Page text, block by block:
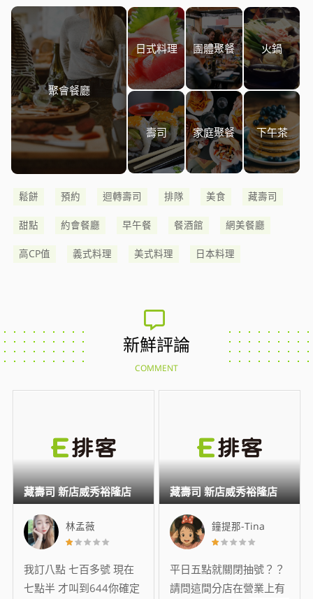
聚會餐廳
日式料理 團體聚餐 火鍋
壽司 家庭聚餐 下午茶
鬆餅 預約 迴轉壽司 排隊 美食 藏壽司
甜點 約會餐廳 早午餐 餐酒館 網美餐廳
高CP值 義式料理 美式料理 日本料理
新鮮評論
COMMENT
林孟薇
我訂八點 七百多號 現在
七點半 才叫到644你確定
藏壽司 新店威秀裕隆店
鐘提那-Tina
平日五點就關閉抽號？？
請問這間分店在營業上有
藏壽司 新店威秀裕隆店